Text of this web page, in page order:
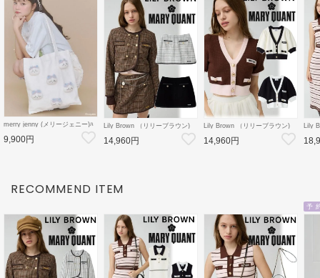
merry jenny (メリージェニー)ﾊ
【2826419012】トートバッグ
【ちいかわコラボ】
9,900円
Lily Brown （リリーブラウン)
【LB×MARY QUANT】ミニス
カート 26秋冬
【LWFS264101】フレアスカー
14,960円
Lily Brown （リリーブラウン)
【LB×MARY QUANT】ニット
カーディガン 26秋冬
【LWND264109】カーディガン
14,960円
Lily
ット
【
RECOMMEND ITEM
予